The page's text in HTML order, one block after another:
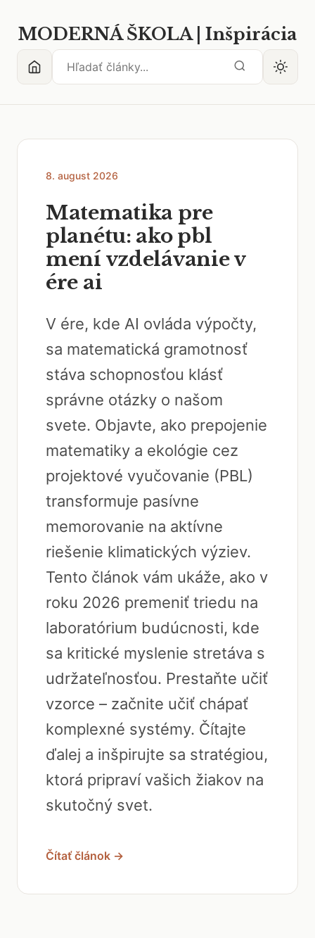
MODERNÁ ŠKOLA | Inšpirácia
8. august 2026
Matematika pre
planétu: ako pbl
mení vzdelávanie v
ére ai
V ére, kde AI ovláda výpočty,
sa matematická gramotnosť
stáva schopnosťou klásť
správne otázky o našom
svete. Objavte, ako prepojenie
matematiky a ekológie cez
projektové vyučovanie (PBL)
transformuje pasívne
memorovanie na aktívne
riešenie klimatických výziev.
Tento článok vám ukáže, ako v
roku 2026 premeniť triedu na
laboratórium budúcnosti, kde
sa kritické myslenie stretáva s
udržateľnosťou. Prestaňte učiť
vzorce – začnite učiť chápať
komplexné systémy. Čítajte
ďalej a inšpirujte sa stratégiou,
ktorá pripraví vašich žiakov na
skutočný svet.
Čítať článok →